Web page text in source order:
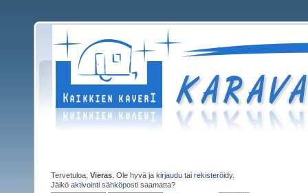
Tervetuloa, Vieras . Ole hyvä ja kirjaudu tai rekisteröidy.
Jäikö aktivointi sähköposti saamatta?